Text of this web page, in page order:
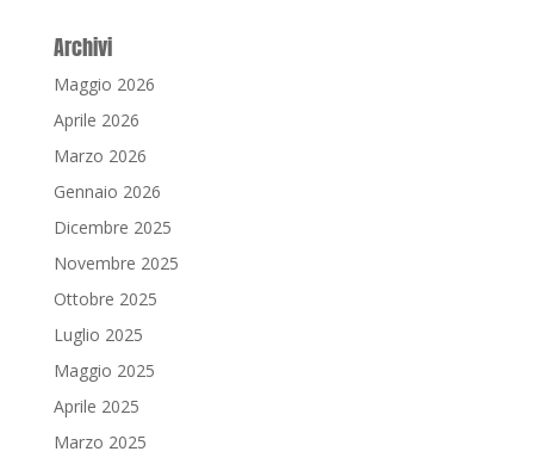
Archivi
Maggio 2026
Aprile 2026
Marzo 2026
Gennaio 2026
Dicembre 2025
Novembre 2025
Ottobre 2025
Luglio 2025
Maggio 2025
Aprile 2025
Marzo 2025